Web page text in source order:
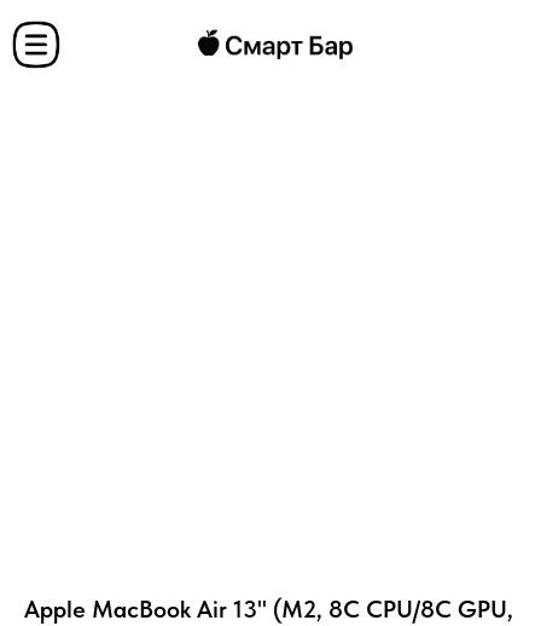
Apple MacBook Air 13" (M2, 8C CPU/8C GPU,